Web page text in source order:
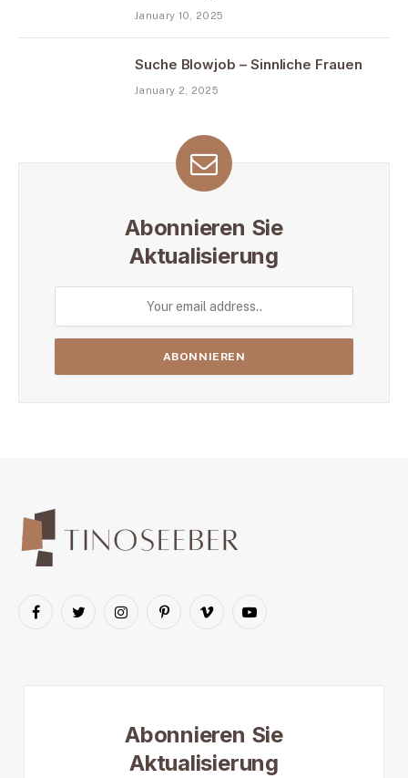
January 10, 2025
Suche Blowjob – Sinnliche Frauen
January 2, 2025
Abonnieren Sie
Aktualisierung
FacebookTwitterInstagramPinterestVimeo YouTube
Abonnieren Sie
Aktualisierung